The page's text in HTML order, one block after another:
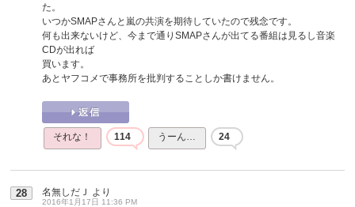
た。
いつかSMAPさんと嵐の共演を期待していたので残念です。
何も出来ないけど、今まで通りSMAPさんが出てる番組は見るし音楽
CDが出れば
買います。
あとヤフコメで事務所を批判することしか書けません。
それな！ 114 うーん… 24
28 名無しだＪ より
2016年1月17日 11:36 PM